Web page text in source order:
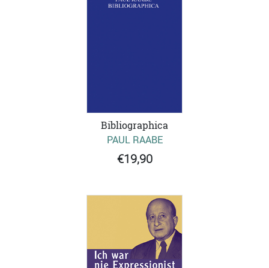
Bibliographica
PAUL RAABE
€19,90